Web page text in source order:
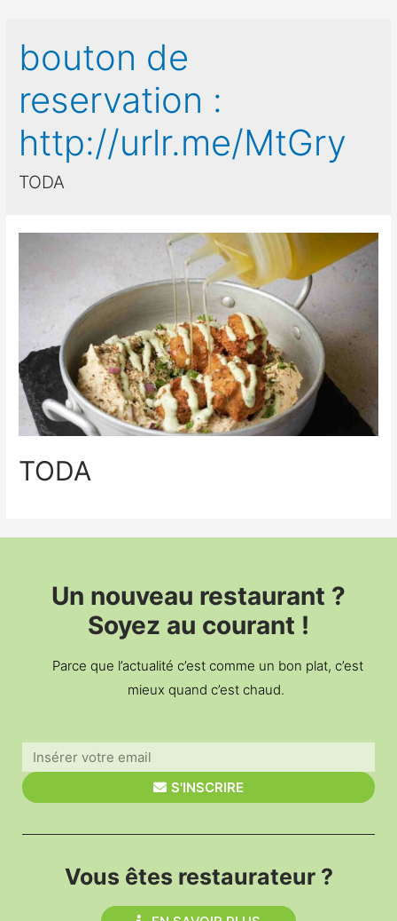
bouton de
reservation :
http://urlr.me/MtGry
TODA
TODA
Un nouveau restaurant ?
Soyez au courant !
Parce que l’actualité c’est comme un bon plat, c’est
mieux quand c’est chaud.
S'INSCRIRE
Vous êtes restaurateur ?